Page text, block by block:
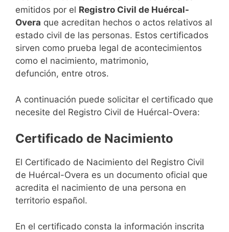
emitidos por el Registro Civil de Huércal-
Overa que acreditan hechos o actos relativos al
estado civil de las personas. Estos certificados
sirven como prueba legal de acontecimientos
como el nacimiento, matrimonio,
defunción, entre otros.
A continuación puede solicitar el certificado que
necesite del Registro Civil de Huércal-Overa:
Certificado de Nacimiento
El Certificado de Nacimiento del Registro Civil
de Huércal-Overa es un documento oficial que
acredita el nacimiento de una persona en
territorio español.
En el certificado consta la información inscrita